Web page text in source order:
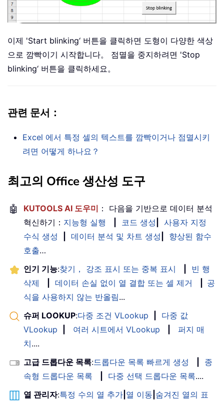
이제 'Start blinking‘ 버튼을 클릭하면 도형이 다양한 색상
으로 깜빡이기 시작합니다。 점멸을 중지하려면 'Stop
blinking‘ 버튼을 클릭하세요。
관련 문서：
Excel 에서 특정 셀의 텍스트를 깜빡이거나 점멸시키
려면 어떻게 하나요？
최고의 Office 생산성 도구
🤖 KUTOOLS AI 도우미 ： 다음을 기반으로 데이터 분석
혁신하기： 지능형 실행 코드 생성
사용자 지정
수식 생성
데이터 분석 및 차트 생성
향상된 함수
호출…
인기 기능:찾기， 강조 표시 또는 중복 표시
빈 행
삭제
데이터 손실 없이 열 결합 또는 셀 제거
공
식을 사용하지 않는 반올림...
슈퍼 LOOKUP:다중 조건 VLookup
다중 값
VLookup
여러 시트에서 VLookup
퍼지 매
치....
고급 드롭다운 목록:드롭다운 목록 빠르게 생성
종
속형 드롭다운 목록
다중 선택 드롭다운 목록....
열 관리자:특정 수의 열 추가 열 이동 숨겨진 열의 표